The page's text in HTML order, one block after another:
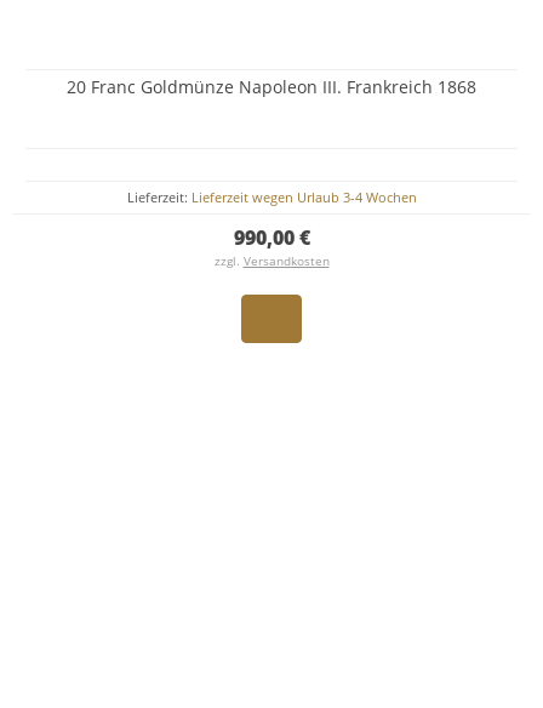
20 Franc Goldmünze Napoleon III. Frankreich 1868
Lieferzeit: Lieferzeit wegen Urlaub 3-4 Wochen
990,00 €
zzgl. Versandkosten